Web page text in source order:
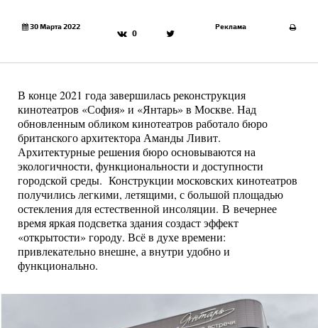
30 Марта 2022
0
Реклама
В конце 2021 года завершилась реконструкция
кинотеатров «София» и «Янтарь» в Москве. Над
обновленным обликом кинотеатров работало бюро
британского архитектора Аманды Ливит.
Архитектурные решения бюро основываются на
экологичности, функциональности и доступности
городской среды. Конструкции московских кинотеатров
получились легкими, летящими, с большой площадью
остекления для естественной инсоляции. В вечернее
время яркая подсветка здания создаст эффект
«открытости» городу. Всё в духе времени:
привлекательно внешне, а внутри удобно и
функционально.